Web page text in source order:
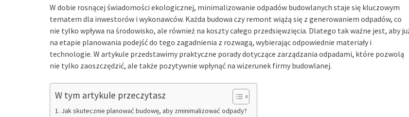
W dobie rosnącej świadomości ekologicznej, minimalizowanie odpadów budowlanych staje się kluczowym
tematem dla inwestorów i wykonawców. Każda budowa czy remont wiążą się z generowaniem odpadów, co
nie tylko wpływa na środowisko, ale również na koszty całego przedsięwzięcia. Dlatego tak ważne jest, aby
na etapie planowania podejść do tego zagadnienia z rozwagą, wybierając odpowiednie materiały i
technologie. W artykule przedstawimy praktyczne porady dotyczące zarządzania odpadami, które pozwolą
nie tylko zaoszczędzić, ale także pozytywnie wpłynąć na wizerunek firmy budowlanej.
W tym artykule przeczytasz
Jak skutecznie planować budowę, aby zminimalizować odpady?